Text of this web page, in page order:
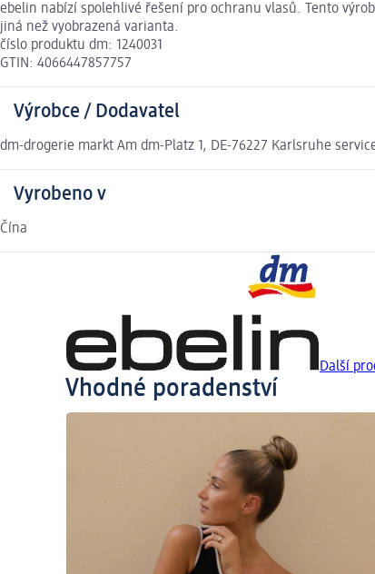
ebelin nabízí spolehlivé řešení pro ochranu vlasů. Tento
jiná než vyobrazená varianta.
číslo produktu dm: 1240031
GTIN: 4066447857757
Výrobce / Dodavatel
dm-drogerie markt Am dm-Platz 1, DE-76227 Karlsruhe
Vyrobeno v
Čína
Další
Vhodné poradenství